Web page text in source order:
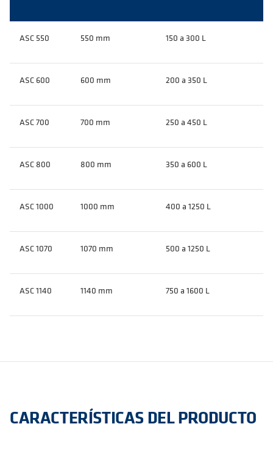
ASC 550 550 mm 150 a 300 L
ASC 600 600 mm 200 a 350 L
ASC 700 700 mm 250 a 450 L
ASC 800 800 mm 350 a 600 L
ASC 1000 1000 mm 400 a 1250 L
ASC 1070 1070 mm 500 a 1250 L
ASC 1140 1140 mm 750 a 1600 L
CARACTERÍSTICAS DEL PRODUCTO